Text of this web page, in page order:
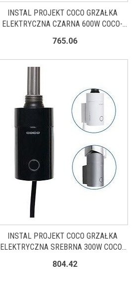
INSTAL PROJEKT COCO GRZAŁKA
ELEKTRYCZNA CZARNA 600W COCO-
765.06
INSTAL PROJEKT COCO GRZAŁKA
ELEKTRYCZNA SREBRNA 300W COCO-
804.42